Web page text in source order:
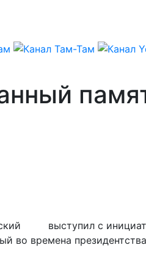
выступил с
во времена